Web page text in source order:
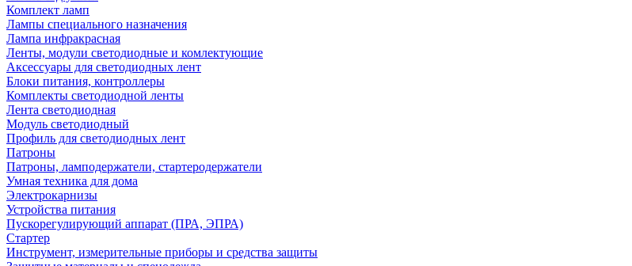
Комплект ламп
Лампы специального назначения
Лампа инфракрасная
Ленты, модули светодиодные и комлектующие
Аксессуары для светодиодных лент
Блоки питания, контроллеры
Комплекты светодиодной ленты
Лента светодиодная
Модуль светодиодный
Профиль для светодиодных лент
Патроны
Патроны, ламподержатели, стартеродержатели
Умная техника для дома
Электрокарнизы
Устройства питания
Пускорегулирующий аппарат (ПРА, ЭПРА)
Стартер
Инструмент, измерительные приборы и средства защиты